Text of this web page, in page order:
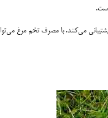
می‌کنند. با مصرف تخم مرغ